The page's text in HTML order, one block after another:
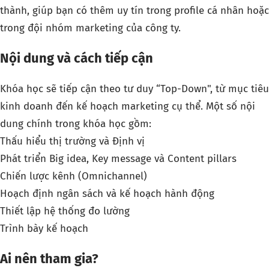
thành, giúp bạn có thêm uy tín trong profile cá nhân hoặc
trong đội nhóm marketing của công ty.
Nội dung và cách tiếp cận
Khóa học sẽ tiếp cận theo tư duy “Top-Down", từ mục tiêu
kinh doanh đến kế hoạch marketing cụ thể. Một số nội
dung chính trong khóa học gồm:
Thấu hiểu thị trường và Định vị
Phát triển Big idea, Key message và Content pillars
Chiến lược kênh (Omnichannel)
Hoạch định ngân sách và kế hoạch hành động
Thiết lập hệ thống đo lường
Trình bày kế hoạch
Ai nên tham gia?